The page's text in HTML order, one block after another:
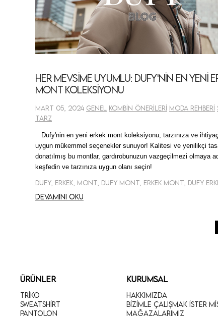
Her Mevsime Uyumlu: Dufy'nin En Yeni
Mont Koleksiyonu
Mart 05, 2024 Genel Kombin Önerileri Moda Rehberi
Tarz
Dufy'nin en yeni erkek mont koleksiyonu, tarzınıza ve
uygun mükemmel seçenekler sunuyor! Kalitesi ve yenilikçi
donatılmış bu montlar, gardırobunuzun vazgeçilmezi olmaya
keşfedin ve tarzınıza uygun olanı seçin!
Dufy, Erkek, Mont, Dufy Mont, Erkek Mont, Dufy
Devamını oku
ÜRÜNLER
Triko
Sweatshirt
Pantolon
KURUMSAL
Hakkımızda
Bizimle Çalışmak İster
Mağazalarımız